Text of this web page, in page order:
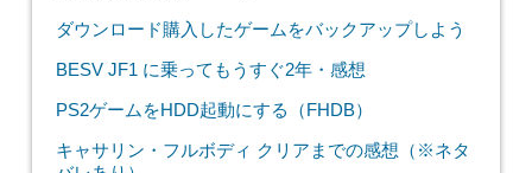
ダウンロード購入したゲームをバックアップしよう
BESV JF1 に乗ってもうすぐ2年・感想
PS2ゲームをHDD起動にする（FHDB）
キャサリン・フルボディ クリアまでの感想（※ネタ